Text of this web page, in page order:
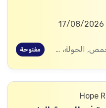
تلدو، حمص, الحولة، حمص مفتوحة